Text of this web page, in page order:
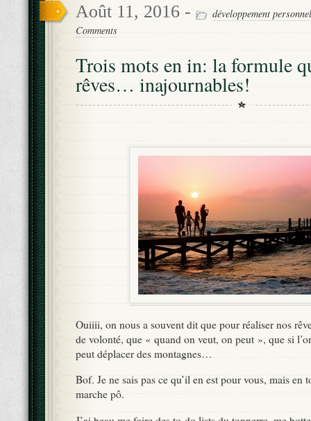
Août 11, 2016 -
développement personnel
Comments
Trois mots en in: la formule
rêves… inajournables!
Ouiiii, on nous a souvent dit que pour réaliser nos
de volonté, que « quand on veut, on peut », que si
peut déplacer des montagnes…
Bof. Je ne sais pas ce qu’il en est pour vous, mais en
marche pô.